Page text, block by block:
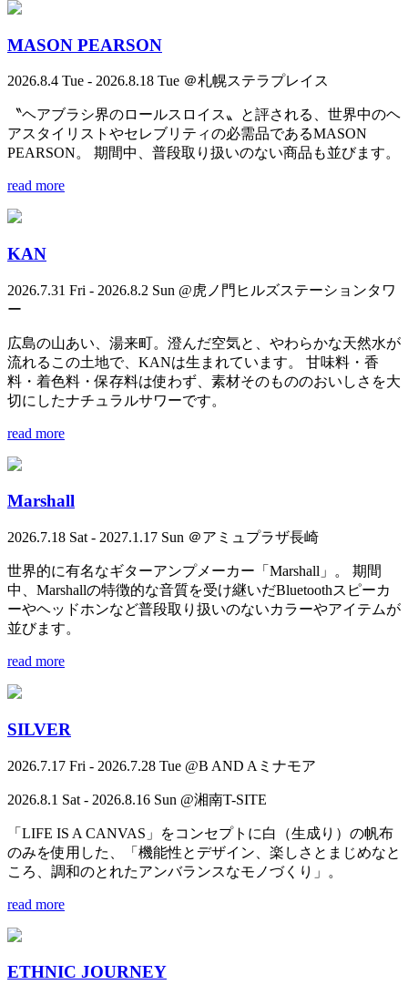
MASON PEARSON
2026.8.4 Tue - 2026.8.18 Tue ＠札幌ステラプレイス
〝ヘアブラシ界のロールスロイス〟と評される、世界中のヘ
アスタイリストやセレブリティの必需品であるMASON
PEARSON。 期間中、普段取り扱いのない商品も並びます。
read more
KAN
2026.7.31 Fri - 2026.8.2 Sun @虎ノ門ヒルズステーションタワ
ー
広島の山あい、湯来町。澄んだ空気と、やわらかな天然水が
流れるこの土地で、KANは生まれています。 甘味料・香
料・着色料・保存料は使わず、素材そのもののおいしさを大
切にしたナチュラルサワーです。
read more
Marshall
2026.7.18 Sat - 2027.1.17 Sun ＠アミュプラザ長崎
世界的に有名なギターアンプメーカー「Marshall」。 期間
中、Marshallの特徴的な音質を受け継いだBluetoothスピーカ
ーやヘッドホンなど普段取り扱いのないカラーやアイテムが
並びます。
read more
SILVER
2026.7.17 Fri - 2026.7.28 Tue @B AND Aミナモア
2026.8.1 Sat - 2026.8.16 Sun @湘南T-SITE
「LIFE IS A CANVAS」をコンセプトに白（生成り）の帆布
のみを使用した、「機能性とデザイン、楽しさとまじめなと
ころ、調和のとれたアンバランスなモノづくり」。
read more
ETHNIC JOURNEY